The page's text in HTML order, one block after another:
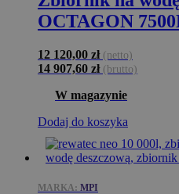
OCTAGON
12 120,00 zł (netto)
14 907,60 zł (brutto)
W magazynie
Dodaj do koszyka
MARKA: MPI